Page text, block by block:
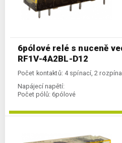
6pólové relé s nuceně
RF1V-4A2BL-D12
Počet kontaktů: 4 spínací, 2
Napájecí napětí:
Počet pólů: 6pólové